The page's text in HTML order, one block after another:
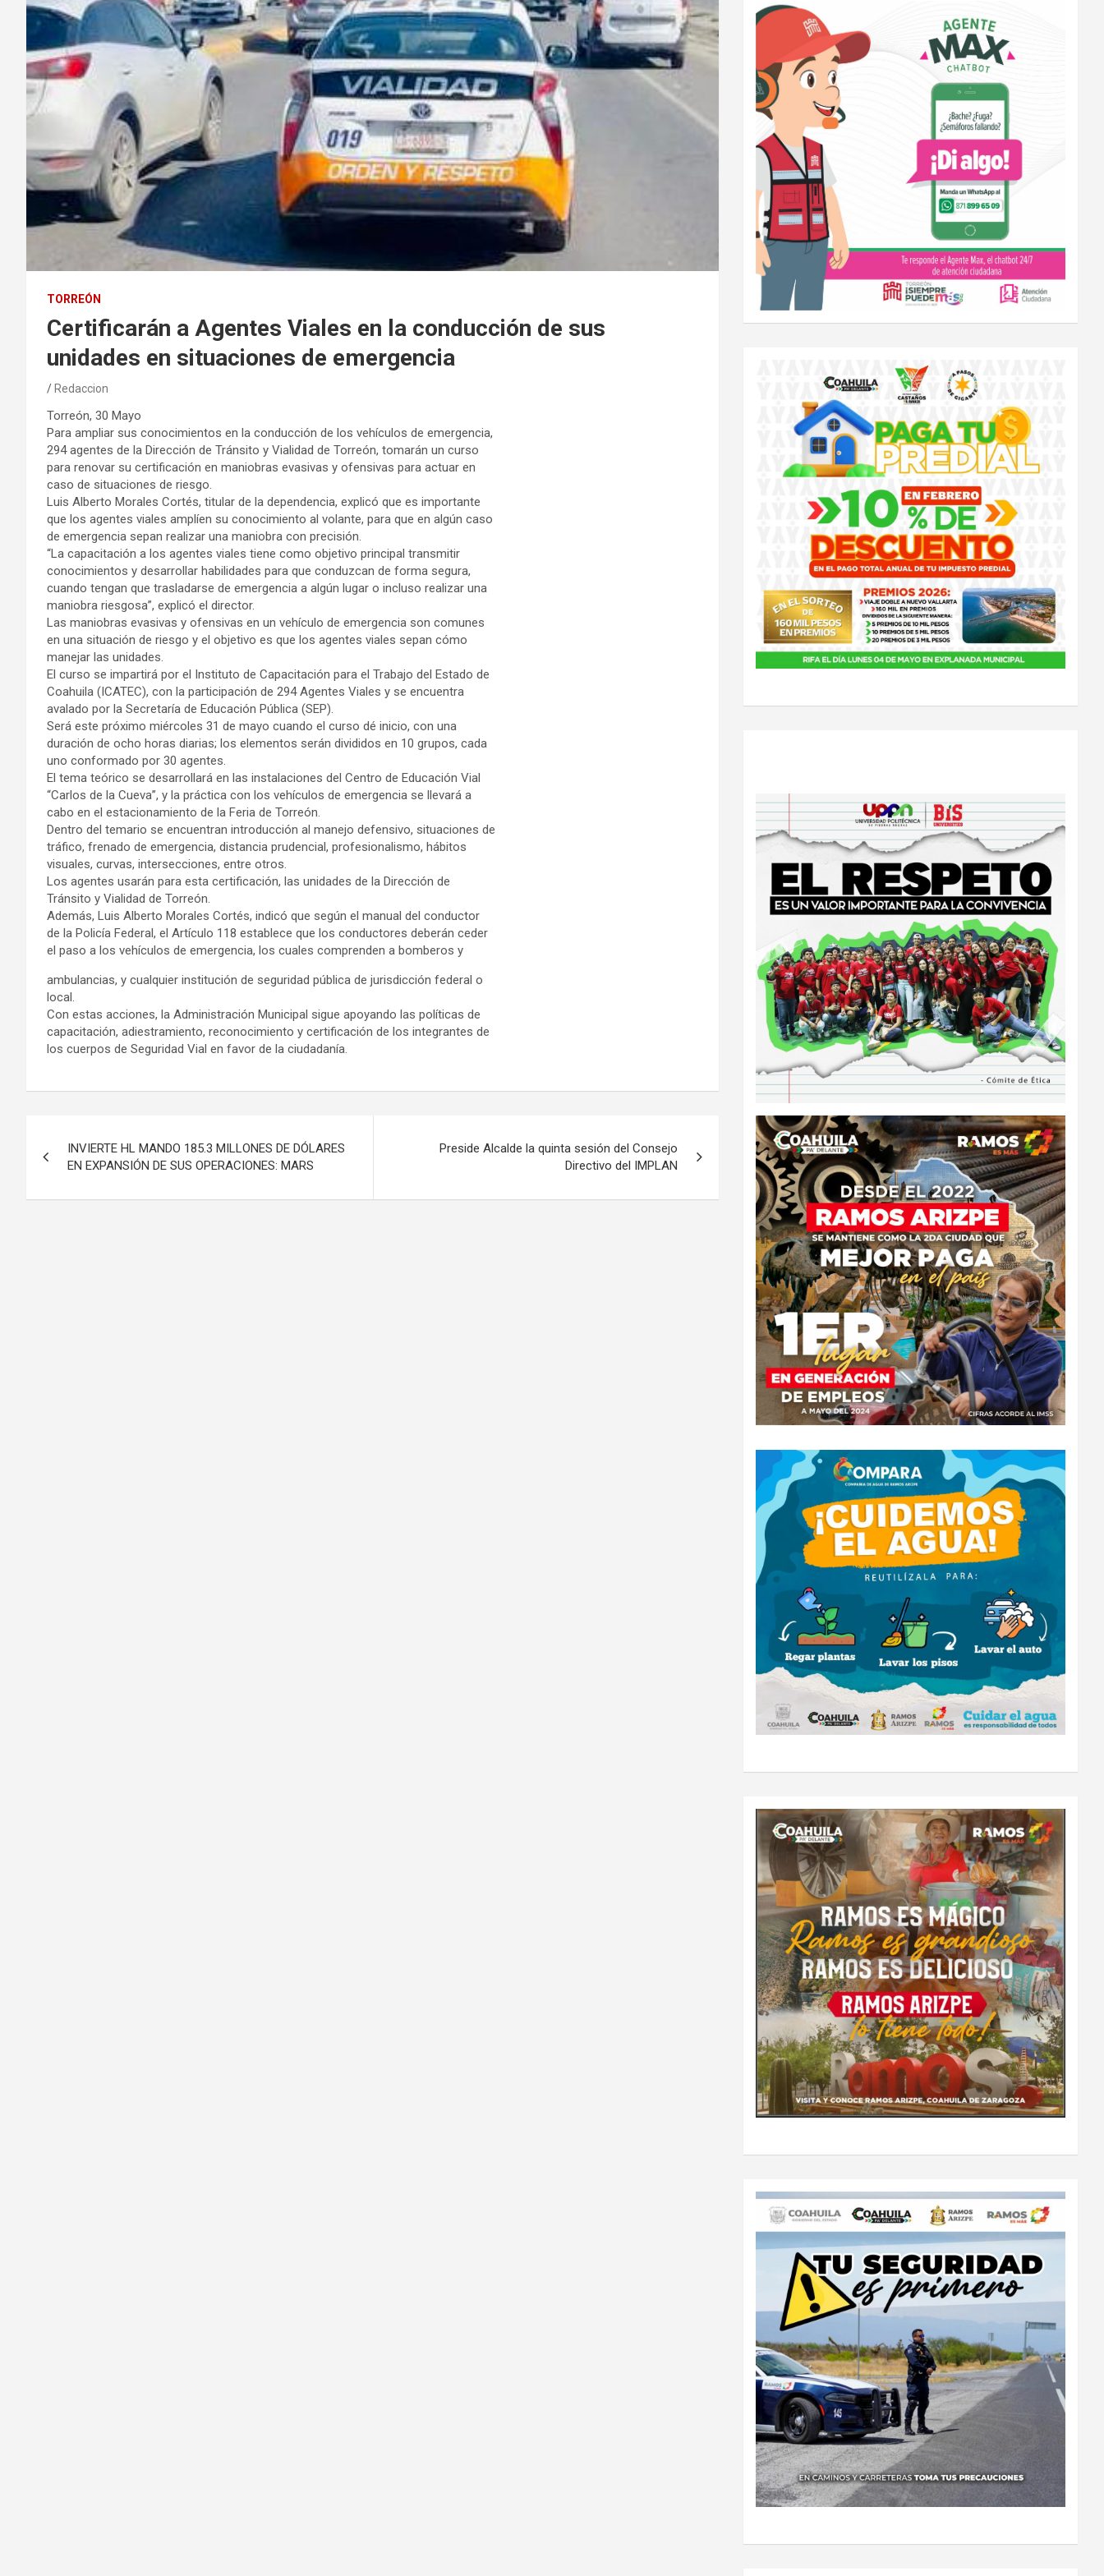
TORREÓN
Certificarán a Agentes Viales en la conducción de sus
unidades en situaciones de emergencia
Redaccion
Torreón, 30 Mayo
Para ampliar sus conocimientos en la conducción de los vehículos de emergencia,
294 agentes de la Dirección de Tránsito y Vialidad de Torreón, tomarán un curso
para renovar su certificación en maniobras evasivas y ofensivas para actuar en
caso de situaciones de riesgo.
Luis Alberto Morales Cortés, titular de la dependencia, explicó que es importante
que los agentes viales amplíen su conocimiento al volante, para que en algún caso
de emergencia sepan realizar una maniobra con precisión.
“La capacitación a los agentes viales tiene como objetivo principal transmitir
conocimientos y desarrollar habilidades para que conduzcan de forma segura,
cuando tengan que trasladarse de emergencia a algún lugar o incluso realizar una
maniobra riesgosa”, explicó el director.
Las maniobras evasivas y ofensivas en un vehículo de emergencia son comunes
en una situación de riesgo y el objetivo es que los agentes viales sepan cómo
manejar las unidades.
El curso se impartirá por el Instituto de Capacitación para el Trabajo del Estado de
Coahuila (ICATEC), con la participación de 294 Agentes Viales y se encuentra
avalado por la Secretaría de Educación Pública (SEP).
Será este próximo miércoles 31 de mayo cuando el curso dé inicio, con una
duración de ocho horas diarias; los elementos serán divididos en 10 grupos, cada
uno conformado por 30 agentes.
El tema teórico se desarrollará en las instalaciones del Centro de Educación Vial
“Carlos de la Cueva”, y la práctica con los vehículos de emergencia se llevará a
cabo en el estacionamiento de la Feria de Torreón.
Dentro del temario se encuentran introducción al manejo defensivo, situaciones de
tráfico, frenado de emergencia, distancia prudencial, profesionalismo, hábitos
visuales, curvas, intersecciones, entre otros.
Los agentes usarán para esta certificación, las unidades de la Dirección de
Tránsito y Vialidad de Torreón.
Además, Luis Alberto Morales Cortés, indicó que según el manual del conductor
de la Policía Federal, el Artículo 118 establece que los conductores deberán ceder
el paso a los vehículos de emergencia, los cuales comprenden a bomberos y
ambulancias, y cualquier institución de seguridad pública de jurisdicción federal o
local.
Con estas acciones, la Administración Municipal sigue apoyando las políticas de
capacitación, adiestramiento, reconocimiento y certificación de los integrantes de
los cuerpos de Seguridad Vial en favor de la ciudadanía.
de
entradas
INVIERTE HL MANDO 185.3 MILLONES DE DÓLARES
EN EXPANSIÓN DE SUS OPERACIONES: MARS
Preside Alcalde la quinta sesión del Consejo
Directivo del IMPLAN